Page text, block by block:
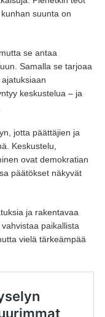
suunta on
se antaa
Samalla se tarjoaa
keskustelua – ja
jotta päättäjien ja
Keskustelu,
ovat demokratian
päätökset näkyvät
ja rakentavaa
paikallista
vielä tärkeämpää